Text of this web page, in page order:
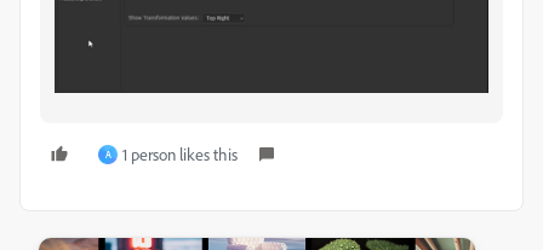
A 1 person likes this